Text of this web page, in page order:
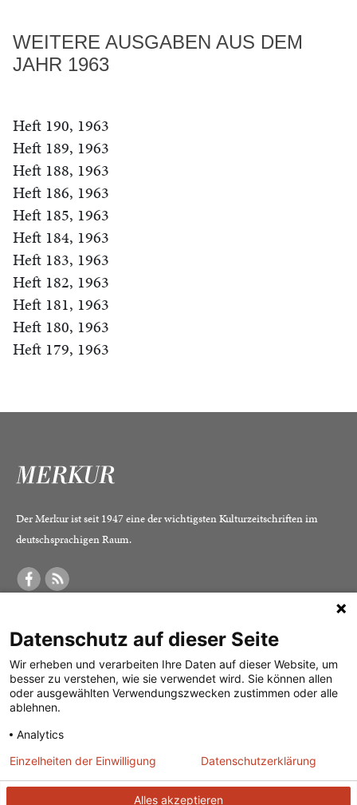
WEITERE AUSGABEN AUS DEM
JAHR 1963
Heft 190, 1963
Heft 189, 1963
Heft 188, 1963
Heft 186, 1963
Heft 185, 1963
Heft 184, 1963
Heft 183, 1963
Heft 182, 1963
Heft 181, 1963
Heft 180, 1963
Heft 179, 1963
Der Merkur ist seit 1947 eine der wichtigsten Kulturzeitschriften im
deutschsprachigen Raum.
Was ist der Merkur?
Herausgeber /
Redaktion
Verlag
Alle Abos im Überblick
Print-Abo
Digital-Abo
Abo kündigen
Vertrag widerrufen
Impressum
Datenschutz
Mediadaten
Datenschutz auf dieser Seite
Wir erheben und verarbeiten Ihre Daten auf dieser Website, um
besser zu verstehen, wie sie verwendet wird. Sie können allen
oder ausgewählten Verwendungszwecken zustimmen oder alle
ablehnen.
Analytics
Alles akzeptieren
Einzelheiten der Einwilligung Datenschutzerklärung